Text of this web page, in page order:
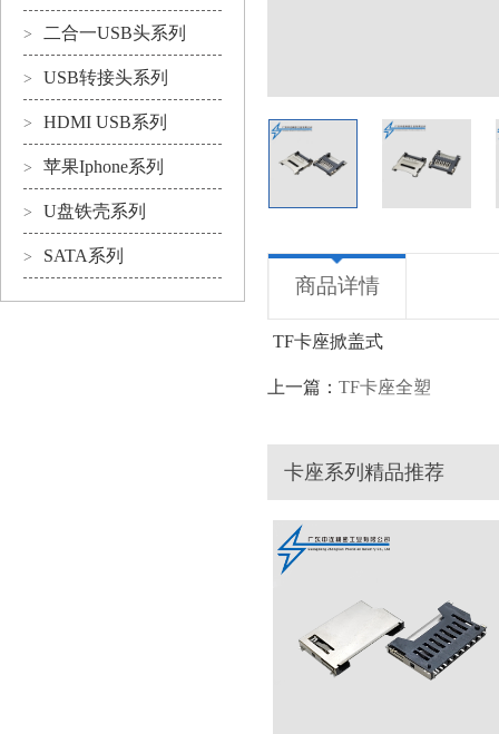
> 二合一USB头系列
> USB转接头系列
> HDMI USB系列
> 苹果Iphone系列
> U盘铁壳系列
> SATA系列
商品详情
TF卡座掀盖式
上一篇： TF卡座全塑
卡座系列精品推荐